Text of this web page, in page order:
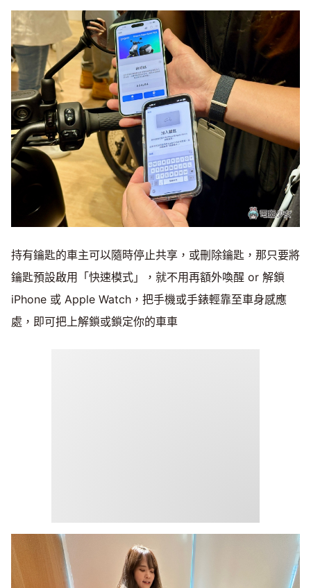
持有鑰匙的車主可以隨時停止共享，或刪除鑰匙，那只要將
鑰匙預設啟用「快速模式」，就不用再額外喚醒 or 解鎖
iPhone 或 Apple Watch，把手機或手錶輕靠至車身感應
處，即可把上解鎖或鎖定你的車車